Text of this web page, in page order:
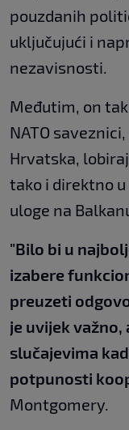
pouzdanih
uključujući i
nezavisnosti.
Međutim, on
NATO
Hrvatska,
tako i direktno u
uloge na
"Bilo bi u
izabere
preuzeti
je uvijek
slučajevima
potpunosti
Montgomery.